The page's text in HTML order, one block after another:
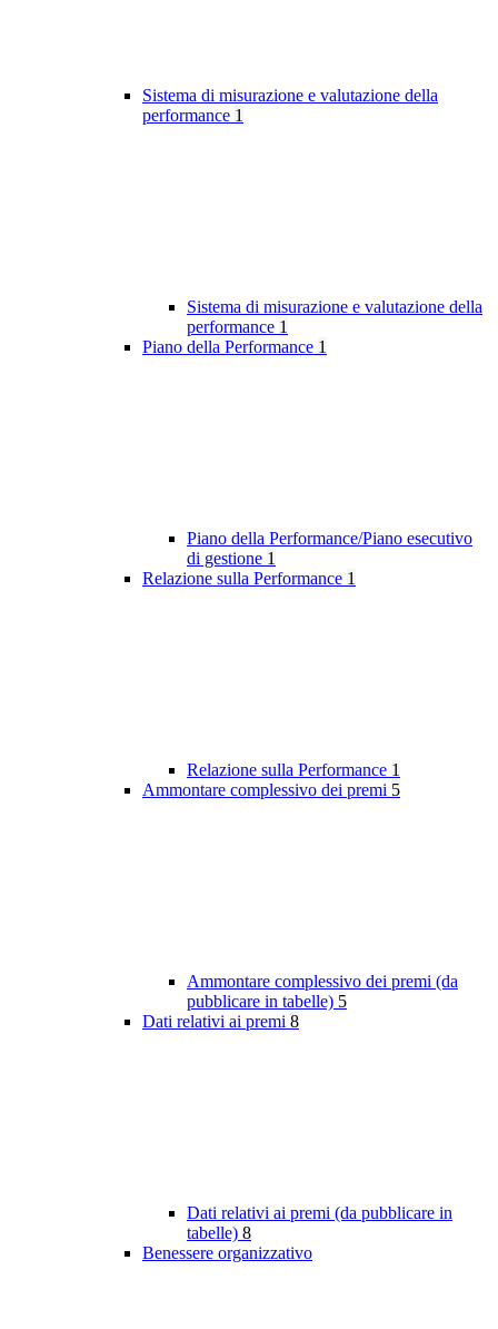
Sistema di misurazione e valutazione della
performance 1
Sistema di misurazione e valutazione della
performance 1
Piano della Performance 1
Piano della Performance/Piano esecutivo
di gestione 1
Relazione sulla Performance 1
Relazione sulla Performance 1
Ammontare complessivo dei premi 5
Ammontare complessivo dei premi (da
pubblicare in tabelle) 5
Dati relativi ai premi 8
Dati relativi ai premi (da pubblicare in
tabelle) 8
Benessere organizzativo